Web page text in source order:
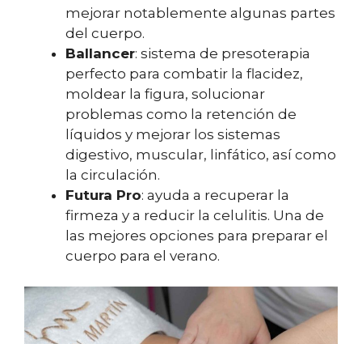
mejorar notablemente algunas partes
del cuerpo.
Ballancer: sistema de presoterapia
perfecto para combatir la flacidez,
moldear la figura, solucionar
problemas como la retención de
líquidos y mejorar los sistemas
digestivo, muscular, linfático, así como
la circulación.
Futura Pro: ayuda a recuperar la
firmeza y a reducir la celulitis. Una de
las mejores opciones para preparar el
cuerpo para el verano.